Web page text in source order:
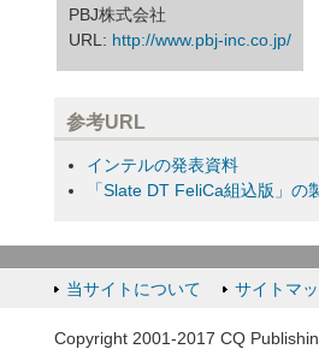
PBJ株式会社
URL: http://www.pbj-inc.co.jp/
参考URL
インテルの発表資料
「Slate DT FeliCa組込版」の
当サイトについて サイトマ
Copyright 2001-2017 CQ